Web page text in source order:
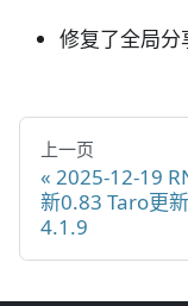
修复了全局
上一页
2025-12-19
新0.83 Taro更新
4.1.9